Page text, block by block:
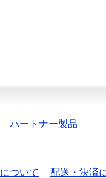
パートナー製品
ついて 配送・決済